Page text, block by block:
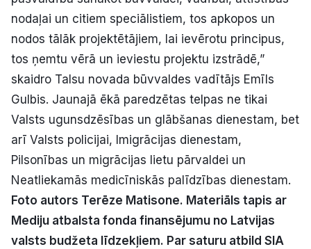
nodaļai un citiem speciālistiem, tos apkopos un
nodos tālāk projektētājiem, lai ievērotu principus,
tos ņemtu vērā un ieviestu projektu izstrādē,”
skaidro Talsu novada būvvaldes vadītājs Emīls
Gulbis. Jaunajā ēkā paredzētas telpas ne tikai
Valsts ugunsdzēsības un glābšanas dienestam, bet
arī Valsts policijai, Imigrācijas dienestam,
Pilsonības un migrācijas lietu pārvaldei un
Neatliekamās medicīniskās palīdzības dienestam.
Foto autors Terēze Matisone. Materiāls tapis ar
Mediju atbalsta fonda finansējumu no Latvijas
valsts budžeta līdzekļiem. Par saturu atbild SIA